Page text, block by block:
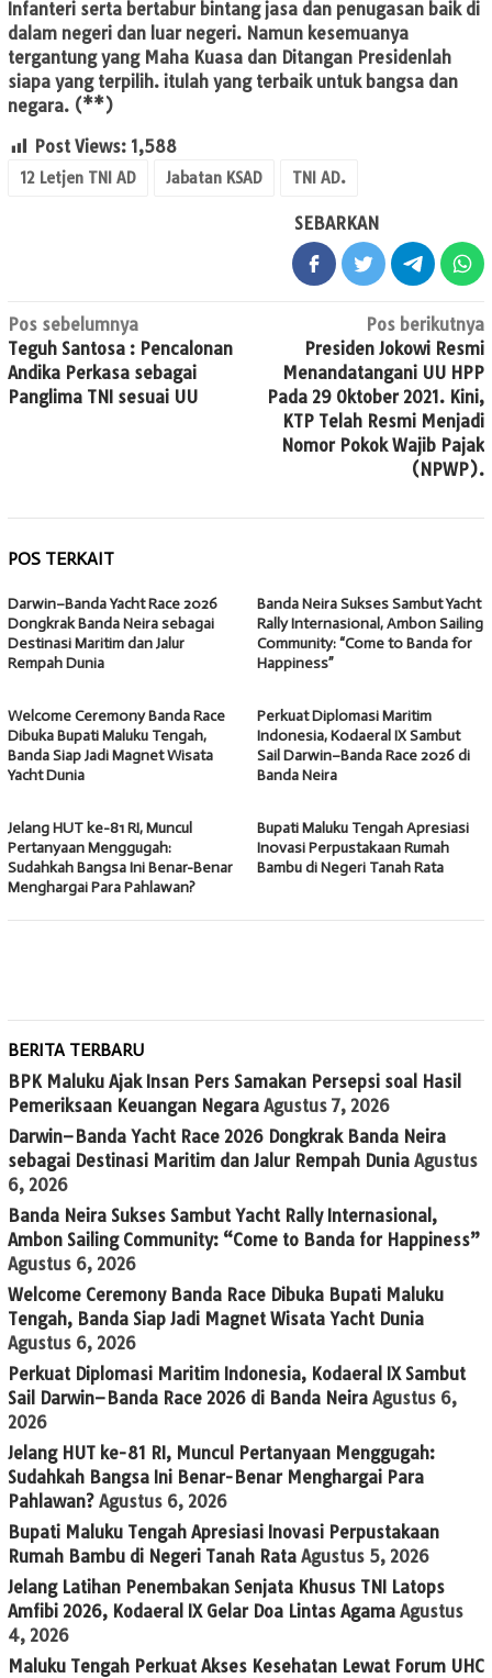
Infanteri serta bertabur bintang jasa dan penugasan baik di
dalam negeri dan luar negeri. Namun kesemuanya
tergantung yang Maha Kuasa dan Ditangan Presidenlah
siapa yang terpilih. itulah yang terbaik untuk bangsa dan
negara. (**)
Post Views: 1,588
12 Letjen TNI AD Jabatan KSAD TNI AD.
SEBARKAN
Navigasi
pos
Pos sebelumnya
Teguh Santosa : Pencalonan
Andika Perkasa sebagai
Panglima TNI sesuai UU
Pos berikutnya
Presiden Jokowi Resmi
Menandatangani UU HPP
Pada 29 Oktober 2021. Kini,
KTP Telah Resmi Menjadi
Nomor Pokok Wajib Pajak
(NPWP).
POS TERKAIT
Darwin–Banda Yacht Race 2026
Dongkrak Banda Neira sebagai
Destinasi Maritim dan Jalur
Rempah Dunia
Banda Neira Sukses Sambut Yacht
Rally Internasional, Ambon Sailing
Community: “Come to Banda for
Happiness”
Welcome Ceremony Banda Race
Dibuka Bupati Maluku Tengah,
Banda Siap Jadi Magnet Wisata
Yacht Dunia
Perkuat Diplomasi Maritim
Indonesia, Kodaeral IX Sambut
Sail Darwin–Banda Race 2026 di
Banda Neira
Jelang HUT ke-81 RI, Muncul
Pertanyaan Menggugah:
Sudahkah Bangsa Ini Benar-Benar
Menghargai Para Pahlawan?
Bupati Maluku Tengah Apresiasi
Inovasi Perpustakaan Rumah
Bambu di Negeri Tanah Rata
BERITA TERBARU
BPK Maluku Ajak Insan Pers Samakan Persepsi soal Hasil
Pemeriksaan Keuangan Negara Agustus 7, 2026
Darwin–Banda Yacht Race 2026 Dongkrak Banda Neira
sebagai Destinasi Maritim dan Jalur Rempah Dunia Agustus
6, 2026
Banda Neira Sukses Sambut Yacht Rally Internasional,
Ambon Sailing Community: “Come to Banda for Happiness”
Agustus 6, 2026
Welcome Ceremony Banda Race Dibuka Bupati Maluku
Tengah, Banda Siap Jadi Magnet Wisata Yacht Dunia
Agustus 6, 2026
Perkuat Diplomasi Maritim Indonesia, Kodaeral IX Sambut
Sail Darwin–Banda Race 2026 di Banda Neira Agustus 6,
2026
Jelang HUT ke-81 RI, Muncul Pertanyaan Menggugah:
Sudahkah Bangsa Ini Benar-Benar Menghargai Para
Pahlawan? Agustus 6, 2026
Bupati Maluku Tengah Apresiasi Inovasi Perpustakaan
Rumah Bambu di Negeri Tanah Rata Agustus 5, 2026
Jelang Latihan Penembakan Senjata Khusus TNI Latops
Amfibi 2026, Kodaeral IX Gelar Doa Lintas Agama Agustus
4, 2026
Maluku Tengah Perkuat Akses Kesehatan Lewat Forum UHC